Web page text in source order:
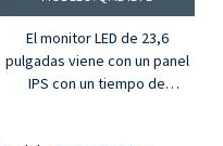
5. Profundidad de color de 10
bits y 1.07 mil millones de
colores.
El monitor LED de 23,6
pulgadas viene con un panel
IPS con un tiempo de